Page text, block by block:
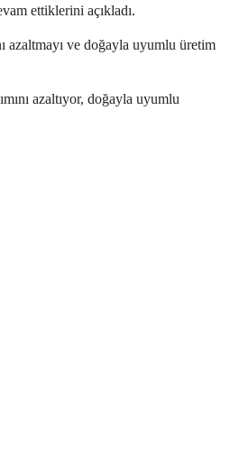
ettiklerini açıkladı.
azaltmayı ve doğayla uyumlu üretim
azaltıyor, doğayla uyumlu